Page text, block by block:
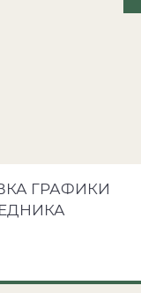
ГРАФИКИ